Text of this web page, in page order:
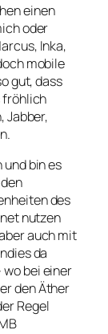
einen
oder
Inka,
mobile
gut, dass
fröhlich
Jabber,
bin es
des
nutzen
auch mit
da
bei einer
den Äther
Regel